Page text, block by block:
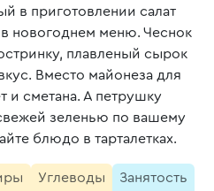
в приготовлении салат
новогоднем меню. Чеснок
плавленый сырок
Вместо майонеза для
и сметана. А петрушку
зеленью по вашему
блюдо в тарталетках.
Углеводы
Занятость